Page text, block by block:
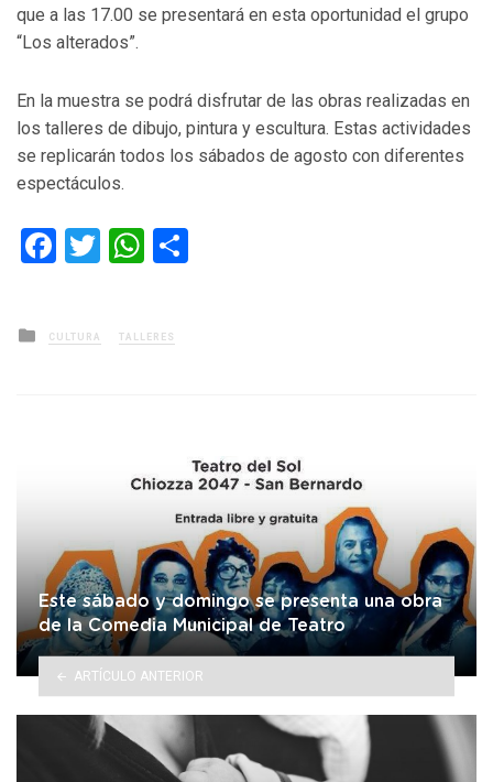
que a las 17.00 se presentará en esta oportunidad el grupo
“Los alterados”.
En la muestra se podrá disfrutar de las obras realizadas en
los talleres de dibujo, pintura y escultura. Estas actividades
se replicarán todos los sábados de agosto con diferentes
espectáculos.
Facebook
TwitterWhatsApp
Posted
in
CULTURA TALLERES
Este sábado y domingo se presenta una obra
de la Comedia Municipal de Teatro
ARTÍCULO ANTERIOR